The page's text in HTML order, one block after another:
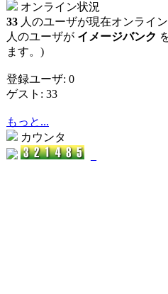
オンライン状況
33 人のユーザが現在オンライ
人のユーザが イメージバンク
ます。)
登録ユーザ: 0
ゲスト: 33
もっと...
カウンタ